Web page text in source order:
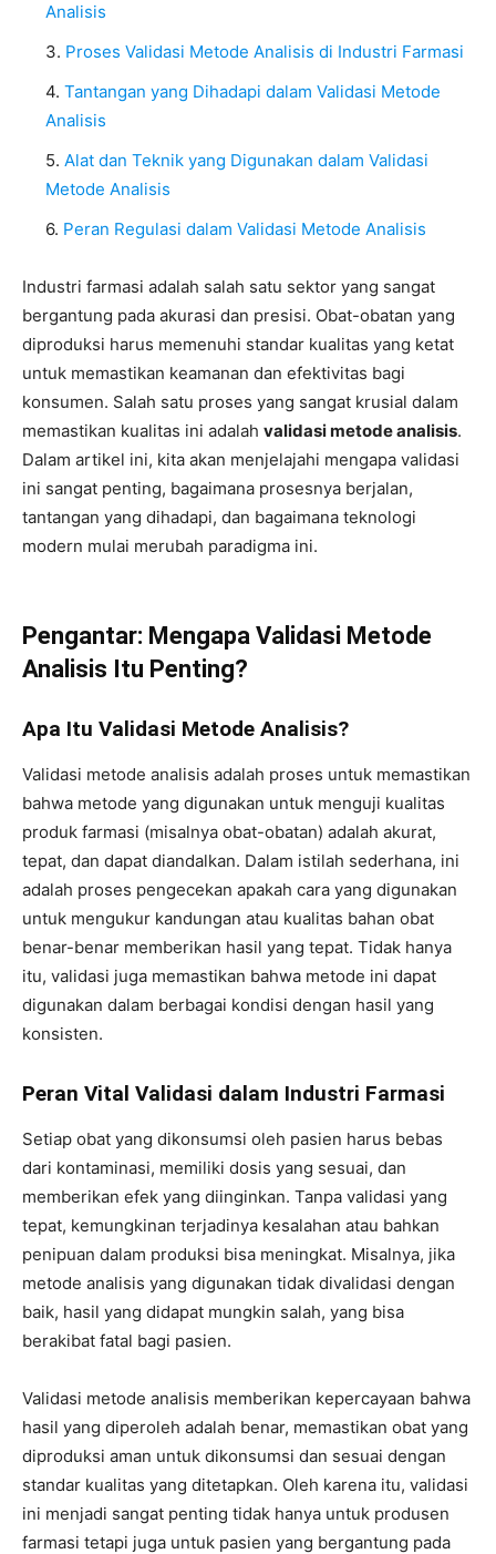
Analisis
Proses Validasi Metode Analisis di Industri Farmasi
Tantangan yang Dihadapi dalam Validasi Metode
Analisis
Alat dan Teknik yang Digunakan dalam Validasi
Metode Analisis
Peran Regulasi dalam Validasi Metode Analisis
Industri farmasi adalah salah satu sektor yang sangat
bergantung pada akurasi dan presisi. Obat-obatan yang
diproduksi harus memenuhi standar kualitas yang ketat
untuk memastikan keamanan dan efektivitas bagi
konsumen. Salah satu proses yang sangat krusial dalam
memastikan kualitas ini adalah validasi metode analisis.
Dalam artikel ini, kita akan menjelajahi mengapa validasi
ini sangat penting, bagaimana prosesnya berjalan,
tantangan yang dihadapi, dan bagaimana teknologi
modern mulai merubah paradigma ini.
Pengantar: Mengapa Validasi Metode
Analisis Itu Penting?
Apa Itu Validasi Metode Analisis?
Validasi metode analisis adalah proses untuk memastikan
bahwa metode yang digunakan untuk menguji kualitas
produk farmasi (misalnya obat-obatan) adalah akurat,
tepat, dan dapat diandalkan. Dalam istilah sederhana, ini
adalah proses pengecekan apakah cara yang digunakan
untuk mengukur kandungan atau kualitas bahan obat
benar-benar memberikan hasil yang tepat. Tidak hanya
itu, validasi juga memastikan bahwa metode ini dapat
digunakan dalam berbagai kondisi dengan hasil yang
konsisten.
Peran Vital Validasi dalam Industri Farmasi
Setiap obat yang dikonsumsi oleh pasien harus bebas
dari kontaminasi, memiliki dosis yang sesuai, dan
memberikan efek yang diinginkan. Tanpa validasi yang
tepat, kemungkinan terjadinya kesalahan atau bahkan
penipuan dalam produksi bisa meningkat. Misalnya, jika
metode analisis yang digunakan tidak divalidasi dengan
baik, hasil yang didapat mungkin salah, yang bisa
berakibat fatal bagi pasien.
Validasi metode analisis memberikan kepercayaan bahwa
hasil yang diperoleh adalah benar, memastikan obat yang
diproduksi aman untuk dikonsumsi dan sesuai dengan
standar kualitas yang ditetapkan. Oleh karena itu, validasi
ini menjadi sangat penting tidak hanya untuk produsen
farmasi tetapi juga untuk pasien yang bergantung pada